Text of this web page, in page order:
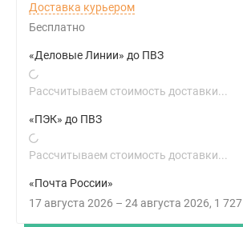
Доставка курьером
Бесплатно
«Деловые Линии» до ПВЗ
Рассчитываем стоимость доставки...
«ПЭК» до ПВЗ
Рассчитываем стоимость доставки...
«Почта России»
17 августа 2026 – 24 августа 2026 1 727